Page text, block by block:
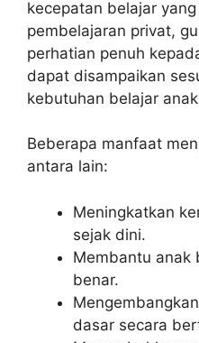
kecepatan belajar
pembelajaran privat,
perhatian penuh
dapat disampaikan
kebutuhan belajar
Beberapa manfaat
antara lain:
Meningkatkan
sejak dini.
Membantu anak
benar.
dasar secara